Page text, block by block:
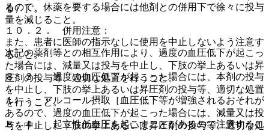
る）］。
１０．２． 併用注意：
次記の薬剤等との相互作用により、過度の血圧低下が起こっ
た場合には、減量又は投与を中止し、下肢の挙上あるいは昇
圧剤の投与等、適切な処置を行うこと。
１）． アルコール摂取［血圧低下等が増強されるおそれが
あるので、過度の血圧低下が起こった場合には、減量又は投
与を中止し、下肢の挙上あるいは昇圧剤の投与等、適切な処
るので、休薬を要する場合には他剤との併用下で徐々に投与
量を減じること。
また、患者に医師の指示なしに使用を中止しないよう注意す
ること。
８．３． 過度の血圧低下が起こった場合には、本剤の投与
を中止し、下肢の挙上あるいは昇圧剤の投与等、適切な処置
を行うこと。
８．４． 起立性低血圧を起こすことがあるので注意するこ